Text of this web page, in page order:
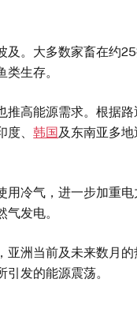
。大多数家畜在约25
生存。
高能源需求。根据路
度、韩国及东南亚多
冷气，进一步加重电
发电。
洲当前及未来数月的
发的能源震荡。